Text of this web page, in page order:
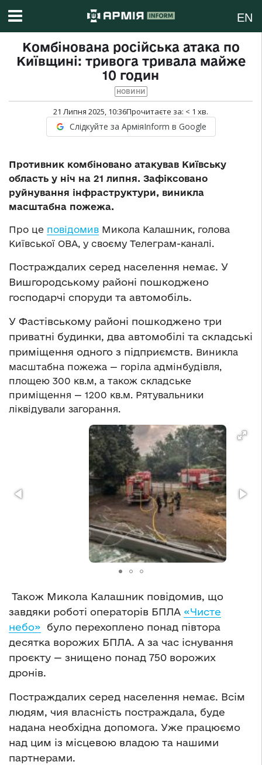
EN
Комбінована російська атака по
Київщині: тривога тривала майже
10 годин
НОВИНИ
21 Липня 2025, 10:36Прочитаєте за: < 1 хв.
Слідкуйте за АрміяInform в Google
Противник комбіновано атакував Київську
область у ніч на 21 липня. Зафіксовано
руйнування інфраструктури, виникла
масштабна пожежа.
Про це повідомив Микола Калашник, голова
Київської ОВА, у своєму Телеграм-каналі.
Постраждалих серед населення немає. У
Вишгородському районі пошкоджено
господарчі споруди та автомобіль.
У Фастівському районі пошкоджено три
приватні будинки, два автомобілі та складські
приміщення одного з підприємств. Виникла
масштабна пожежа — горіла адмінбудівля,
площею 300 кв.м, а також складське
приміщення — 1200 кв.м. Рятувальники
ліквідували загорання.
Також Микола Калашник повідомив, що
завдяки роботі операторів БПЛА «Чисте
небо» було перехоплено понад півтора
десятка ворожих БПЛА. А за час існування
проєкту — знищено понад 750 ворожих
дронів.
Постраждалих серед населення немає. Всім
людям, чия власність постраждала, буде
надана необхідна допомога. Уже працюємо
над цим із місцевою владою та нашими
партнерами.